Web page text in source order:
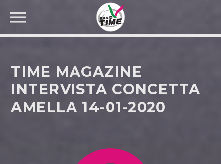
CERCA NEL SITO WEB:
TIME MAGAZINE
INTERVISTA CONCETTA
AMELLA 14-01-2020